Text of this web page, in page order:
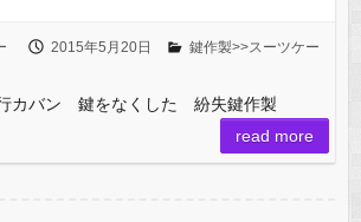
2015年5月20日
鍵作製>>スーツケー
カバン 鍵をなくした 紛失鍵作製
read more